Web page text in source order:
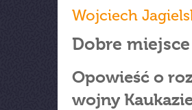
Wojciech
Dobre
Opowieść o
wojny